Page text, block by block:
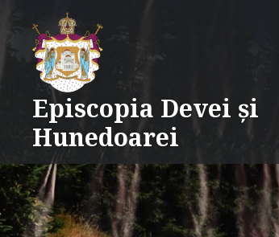
content
Episcopia Devei și
Hunedoarei